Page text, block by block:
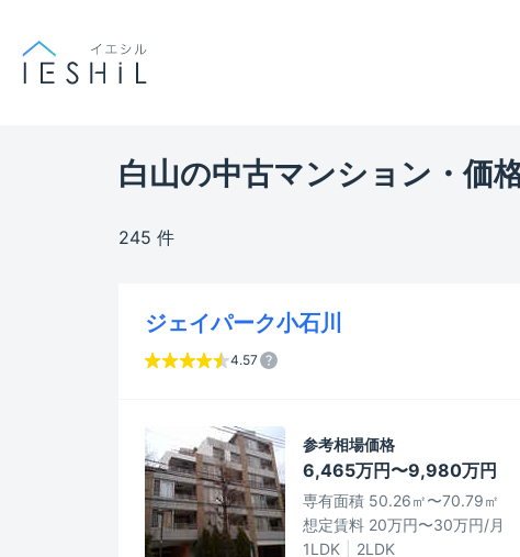
白山の中古マンション・価
245 件
ジェイパーク小石川
4.57
参考相場価格
6,465万円〜9,980万円
専有面積 50.26㎡〜70.79㎡
想定賃料 20万円〜30万円/月
1LDK
2LDK